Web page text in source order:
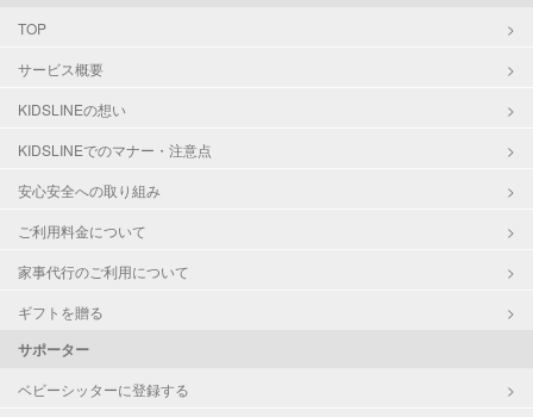
TOP
サービス概要
KIDSLINEの想い
KIDSLINEでのマナー・注意点
安心安全への取り組み
ご利用料金について
家事代行のご利用について
ギフトを贈る
サポーター
ベビーシッターに登録する